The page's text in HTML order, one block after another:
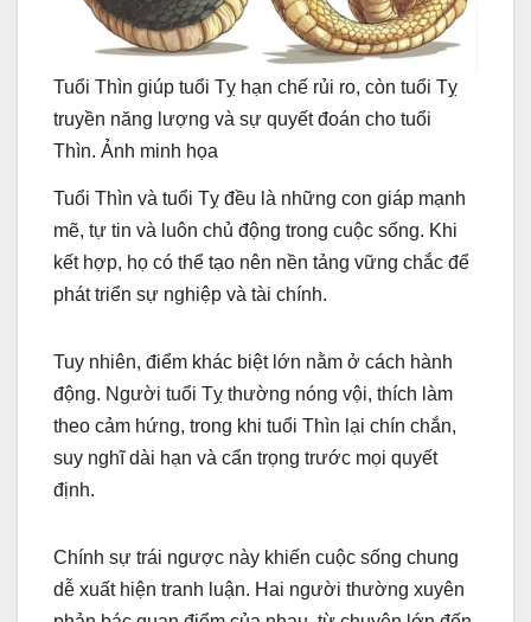
Tuổi Thìn giúp tuổi Tỵ hạn chế rủi ro, còn tuổi Tỵ
truyền năng lượng và sự quyết đoán cho tuổi
Thìn. Ảnh minh họa
Tuổi Thìn và tuổi Tỵ đều là những con giáp mạnh
mẽ, tự tin và luôn chủ động trong cuộc sống. Khi
kết hợp, họ có thể tạo nên nền tảng vững chắc để
phát triển sự nghiệp và tài chính.
Tuy nhiên, điểm khác biệt lớn nằm ở cách hành
động. Người tuổi Tỵ thường nóng vội, thích làm
theo cảm hứng, trong khi tuổi Thìn lại chín chắn,
suy nghĩ dài hạn và cẩn trọng trước mọi quyết
định.
Chính sự trái ngược này khiến cuộc sống chung
dễ xuất hiện tranh luận. Hai người thường xuyên